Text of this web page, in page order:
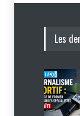
Les